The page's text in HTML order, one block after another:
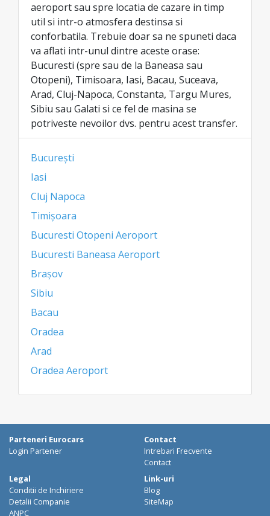
aeroport sau spre locatia de cazare in timp
util si intr-o atmosfera destinsa si
conforbatila. Trebuie doar sa ne spuneti daca
va aflati intr-unul dintre aceste orase:
Bucuresti (spre sau de la Baneasa sau
Otopeni), Timisoara, Iasi, Bacau, Suceava,
Arad, Cluj-Napoca, Constanta, Targu Mures,
Sibiu sau Galati si ce fel de masina se
potriveste nevoilor dvs. pentru acest transfer.
București
Iasi
Cluj Napoca
Timișoara
Bucuresti Otopeni Aeroport
Bucuresti Baneasa Aeroport
Brașov
Sibiu
Bacau
Oradea
Arad
Oradea Aeroport
Parteneri Eurocars
Login Partener
Contact
Intrebari Frecvente
Contact
Legal
Conditii de Inchiriere
Detalii Companie
ANPC
Link-uri
Blog
SiteMap